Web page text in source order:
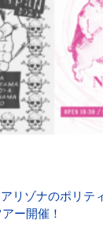
アリゾナのポリ
ー開催！